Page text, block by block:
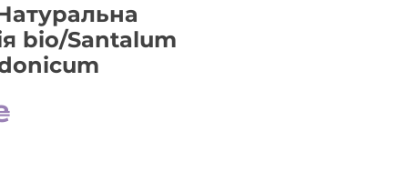
bio/Santalum